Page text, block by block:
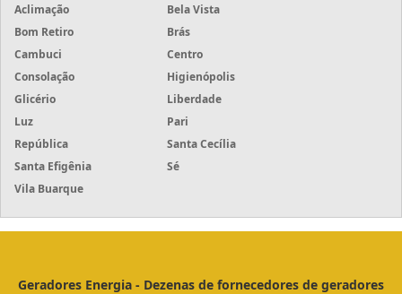
Aclimação
Bela Vista
Bom Retiro
Brás
Cambuci
Centro
Consolação
Higienópolis
Glicério
Liberdade
Luz
Pari
República
Santa Cecília
Santa Efigênia
Sé
Vila Buarque
Geradores Energia - Dezenas de fornecedores de geradores